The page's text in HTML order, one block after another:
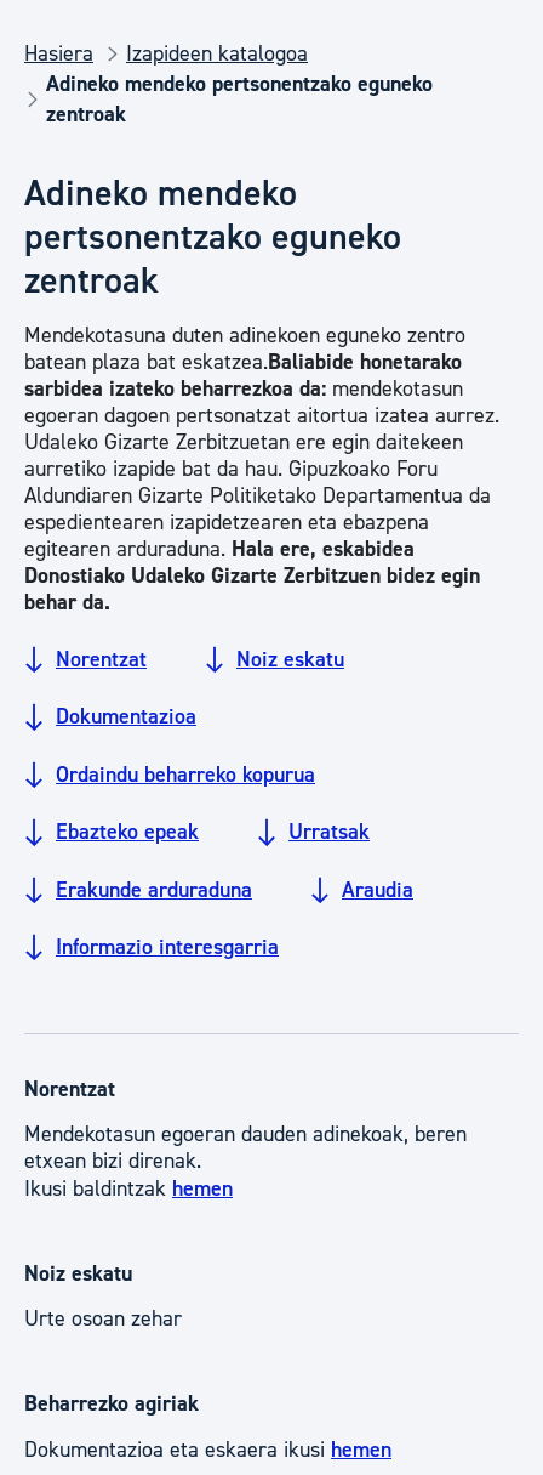
Hasiera
Izapideen katalogoa
Adineko mendeko pertsonentzako eguneko
zentroak
Adineko mendeko
pertsonentzako eguneko
zentroak
Mendekotasuna duten adinekoen eguneko zentro
batean plaza bat eskatzea.Baliabide honetarako
sarbidea izateko beharrezkoa da: mendekotasun
egoeran dagoen pertsonatzat aitortua izatea aurrez.
Udaleko Gizarte Zerbitzuetan ere egin daitekeen
aurretiko izapide bat da hau. Gipuzkoako Foru
Aldundiaren Gizarte Politiketako Departamentua da
espedientearen izapidetzearen eta ebazpena
egitearen arduraduna. Hala ere, eskabidea
Donostiako Udaleko Gizarte Zerbitzuen bidez egin
behar da.
Norentzat Noiz eskatu
Dokumentazioa
Ordaindu beharreko kopurua
Ebazteko epeak Urratsak
Erakunde arduraduna Araudia
Informazio interesgarria
Norentzat
Mendekotasun egoeran dauden adinekoak, beren
etxean bizi direnak.
Ikusi baldintzak hemen
Noiz eskatu
Urte osoan zehar
Beharrezko agiriak
Dokumentazioa eta eskaera ikusi hemen